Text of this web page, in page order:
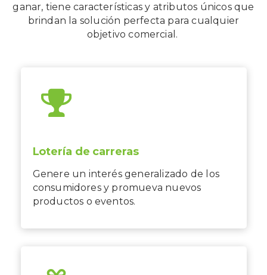
ganar, tiene características y atributos únicos que
brindan la solución perfecta para cualquier
objetivo comercial.
Lotería de carreras
Genere un interés generalizado de los
consumidores y promueva nuevos
productos o eventos.